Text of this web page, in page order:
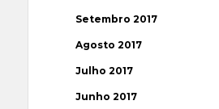
Setembro 2017
Agosto 2017
Julho 2017
Junho 2017